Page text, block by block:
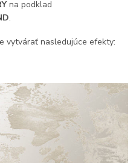
na podklad
.
vytvárať nasledujúce efekty: